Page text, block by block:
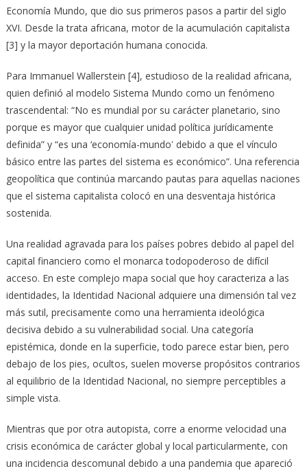
Economía Mundo, que dio sus primeros pasos a partir del siglo
XVI. Desde la trata africana, motor de la acumulación capitalista
[3] y la mayor deportación humana conocida.
Para Immanuel Wallerstein [4], estudioso de la realidad africana,
quien definió al modelo Sistema Mundo como un fenómeno
trascendental: “No es mundial por su carácter planetario, sino
porque es mayor que cualquier unidad política jurídicamente
definida” y “es una ‘economía-mundoʹ debido a que el vínculo
básico entre las partes del sistema es económico”. Una referencia
geopolítica que continúa marcando pautas para aquellas naciones
que el sistema capitalista colocó en una desventaja histórica
sostenida.
Una realidad agravada para los países pobres debido al papel del
capital financiero como el monarca todopoderoso de difícil
acceso. En este complejo mapa social que hoy caracteriza a las
identidades, la Identidad Nacional adquiere una dimensión tal vez
más sutil, precisamente como una herramienta ideológica
decisiva debido a su vulnerabilidad social. Una categoría
epistémica, donde en la superficie, todo parece estar bien, pero
debajo de los pies, ocultos, suelen moverse propósitos contrarios
al equilibrio de la Identidad Nacional, no siempre perceptibles a
simple vista.
Mientras que por otra autopista, corre a enorme velocidad una
crisis económica de carácter global y local particularmente, con
una incidencia descomunal debido a una pandemia que apareció